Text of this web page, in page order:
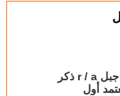
36 دبوس سينترونيك بب جبل r / a ذكر
أول